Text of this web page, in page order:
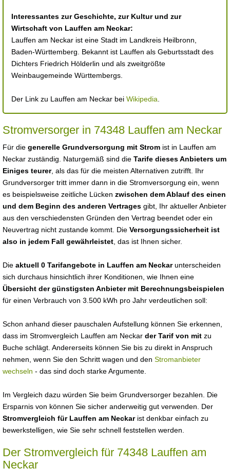
Interessantes zur Geschichte, zur Kultur und zur
Wirtschaft von Lauffen am Neckar:
Lauffen am Neckar ist eine Stadt im Landkreis Heilbronn,
Baden-Württemberg. Bekannt ist Lauffen als Geburtsstadt des
Dichters Friedrich Hölderlin und als zweitgrößte
Weinbaugemeinde Württembergs.
Der Link zu Lauffen am Neckar bei Wikipedia
Stromversorger in 74348 Lauffen am Neckar
Für die generelle Grundversorgung mit Strom ist in Lauffen am
Neckar zuständig. Naturgemäß sind die Tarife dieses Anbieters um
Einiges teurer, als das für die meisten Alternativen zutrifft. Ihr
Grundversorger tritt immer dann in die Stromversorgung ein, wenn
es beispielsweise zeitliche Lücken zwischen dem Ablauf des einen
und dem Beginn des anderen Vertrages gibt, Ihr aktueller Anbieter
aus den verschiedensten Gründen den Vertrag beendet oder ein
Neuvertrag nicht zustande kommt. Die Versorgungssicherheit ist
also in jedem Fall gewährleistet , das ist Ihnen sicher.
Die aktuell 0 Tarifangebote in Lauffen am Neckarunterscheiden
sich durchaus hinsichtlich ihrer Konditionen, wie Ihnen eine
Übersicht der günstigsten Anbieter mit Berechnungsbeispielen
für einen Verbrauch von 3.500 kWh pro Jahr verdeutlichen soll:
Schon anhand dieser pauschalen Aufstellung können Sie erkennen,
dass im Stromvergleich Lauffen am Neckar der Tarif von mit zu
Buche schlägt. Andererseits können Sie bis zu direkt in Anspruch
nehmen, wenn Sie den Schritt wagen und den Stromanbieter
wechseln - das sind doch starke Argumente.
Im Vergleich dazu würden Sie beim Grundversorger bezahlen. Die
Ersparnis von können Sie sicher anderweitig gut verwenden. Der
Stromvergleich für Lauffen am Neckarist denkbar einfach zu
bewerkstelligen, wie Sie sehr schnell feststellen werden.
Der Stromvergleich für 74348 Lauffen am
Neckar